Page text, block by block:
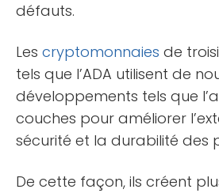
défauts.
Les cryptomonnaies de
tels que l’ADA utilisent de
développements tels que
couches pour améliorer
sécurité et la durabilité des
De cette façon, ils créent